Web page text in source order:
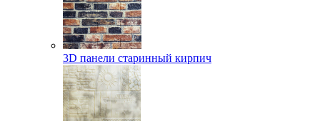
3D панели старинный кирпич